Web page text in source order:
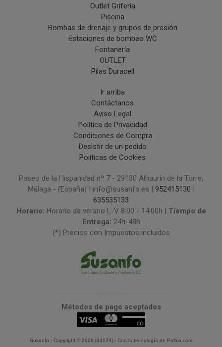
Outlet Grifería
Piscina
Bombas de drenaje y grupos de presión
Estaciones de bombeo WC
Fontanería
OUTLET
Pilas Duracell
Ir arriba
Contáctanos
Aviso Legal
Política de Privacidad
Condiciones de Compra
Desistir de un pedido
Políticas de Cookies
Paseo de la Hispanidad nº 7 - 29130 Alhaurín de la Torre,
Málaga - (España) | info@susanfo.es | 952415130 |
635535133
Horario: Horario de verano L-V 8:00 - 14:00h | Tiempo de
Entrega: 24h-48h
(*) Precios con Impuestos incluidos
Métodos de pago aceptados
Susanfo - Copyright © 2026 [44129] - Con la tecnología de Palbin.com